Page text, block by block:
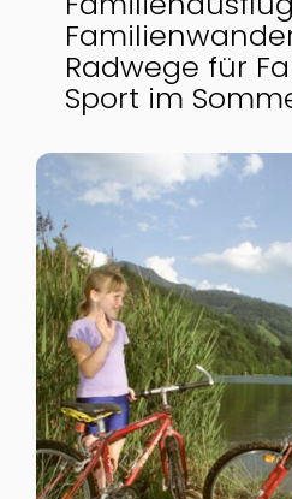
Radwege für
Sport im